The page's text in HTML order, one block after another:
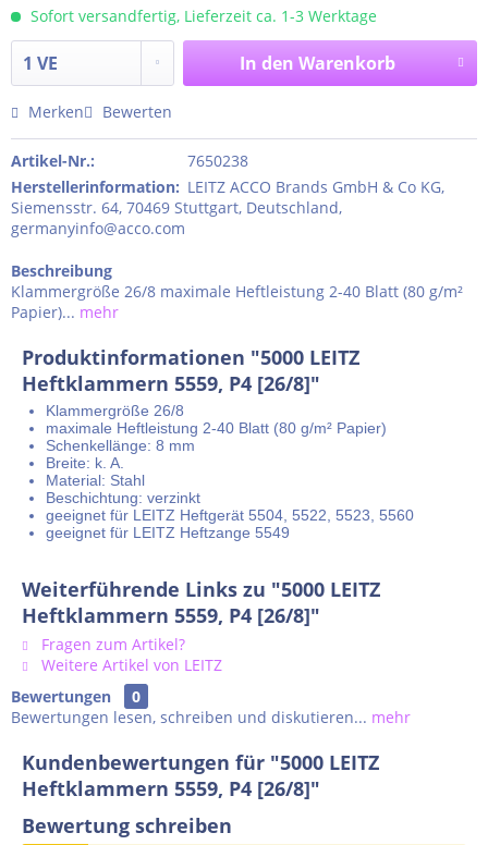
Sofort versandfertig, Lieferzeit ca. 1-3 Werktage
In den Warenkorb
Merken Bewerten
Artikel-Nr.:
7650238
Herstellerinformation: LEITZ ACCO Brands GmbH & Co KG,
Siemensstr. 64, 70469 Stuttgart, Deutschland,
germanyinfo@acco.com
Beschreibung
Klammergröße 26/8 maximale Heftleistung 2-40 Blatt (80 g/m²
Papier)... mehr
Produktinformationen "5000 LEITZ
Heftklammern 5559, P4 [26/8]"
Klammergröße 26/8
maximale Heftleistung 2-40 Blatt (80 g/m² Papier)
Schenkellänge: 8 mm
Breite: k. A.
Material: Stahl
Beschichtung: verzinkt
geeignet für LEITZ Heftgerät 5504, 5522, 5523, 5560
geeignet für LEITZ Heftzange 5549
Weiterführende Links zu "5000 LEITZ
Heftklammern 5559, P4 [26/8]"
Fragen zum Artikel?
Weitere Artikel von LEITZ
Bewertungen
0
Bewertungen lesen, schreiben und diskutieren... mehr
Kundenbewertungen für "5000 LEITZ
Heftklammern 5559, P4 [26/8]"
Bewertung schreiben